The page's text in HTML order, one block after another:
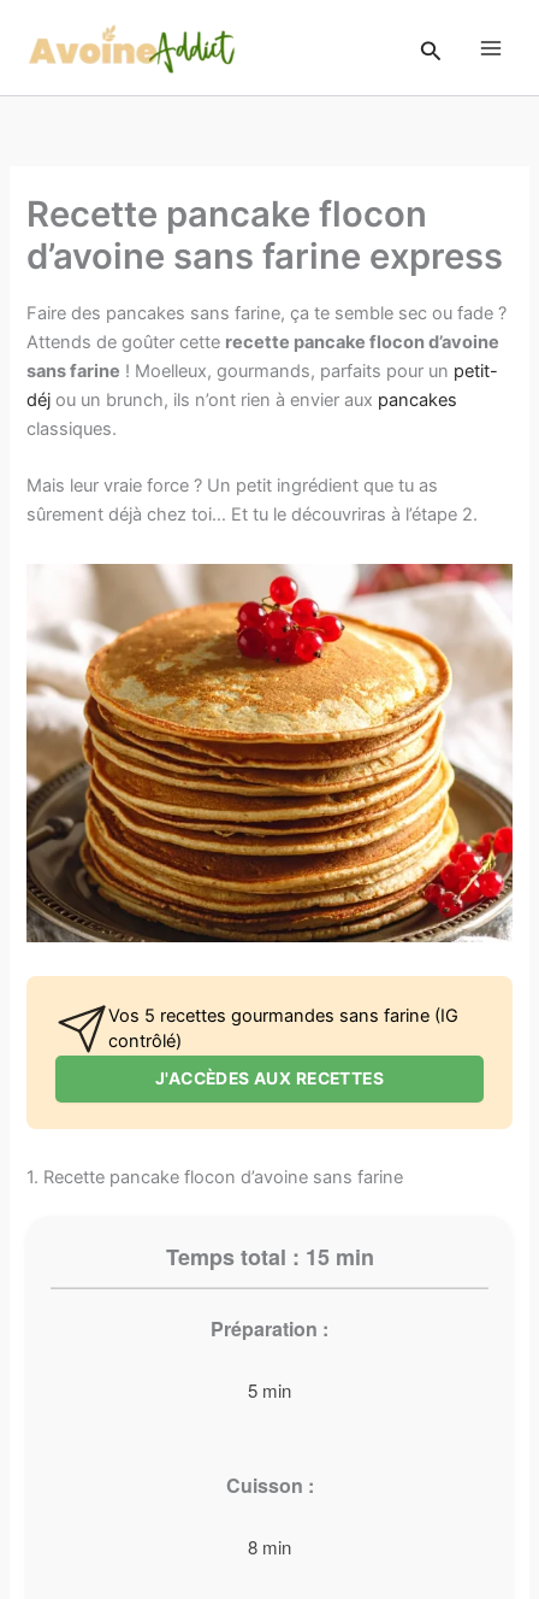
contenu
Rechercher
Recette pancake flocon
d’avoine sans farine express
Faire des pancakes sans farine, ça te semble sec ou fade ?
Attends de goûter cette recette pancake flocon d’avoine
sans farine ! Moelleux, gourmands, parfaits pour un petit-
déjou un brunch, ils n’ont rien à envier aux pancakes
classiques.
Mais leur vraie force ? Un petit ingrédient que tu as
sûrement déjà chez toi… Et tu le découvriras à l’étape 2.
Vos 5 recettes gourmandes sans farine (IG
contrôlé)
J'ACCÈDES AUX RECETTES
1. Recette pancake flocon d’avoine sans farine
Temps total : 15 min
Préparation :
5 min
Cuisson :
8 min